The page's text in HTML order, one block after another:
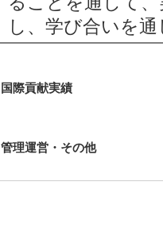
し、学び合いを
国際貢献実績
管理運営・その他